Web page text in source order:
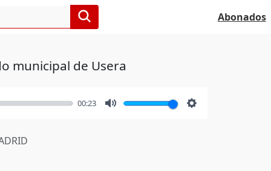
Abonados
municipal de Usera
00:23